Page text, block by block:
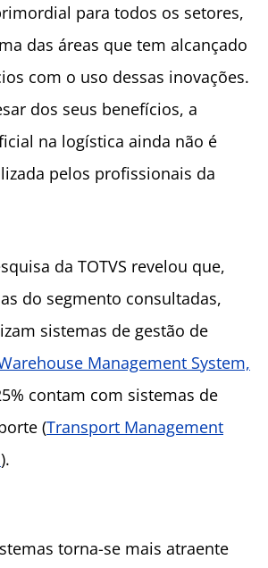
para todos os setores,
das áreas que tem alcançado
com o uso dessas inovações.
dos seus benefícios, a
na logística ainda não é
pelos profissionais da
da TOTVS revelou que,
do segmento consultadas,
sistemas de gestão de
Management System,
contam com sistemas de
(Transport Management
).
torna-se mais atraente